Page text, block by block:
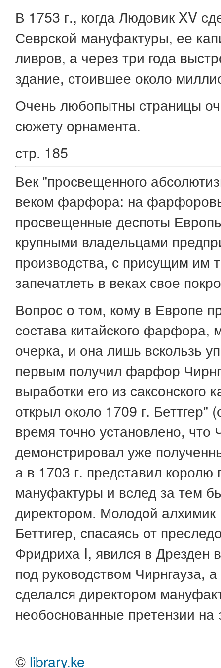
В 1753 г., когда Людовик XV
Севрской мануфактуры, ее
ливров, а через три года
здание, стоившее около
Очень любопытны страницы
сюжету орнамента.
стр. 185
Век "просвещенного
веком фарфора: на
просвещенные деспоты
крупными владельцами
производства, с присущим им
запечатлеть в веках свое
Вопрос о том, кому в Европе
состава китайского фарфора,
очерка, и она лишь вскользь
первым получил фарфор
выработки его из саксонского
открыл около 1709 г. Беттгер"
время точно установлено, что
демонстрировал уже
а в 1703 г. представил
мануфактуры и вслед за тем
директором. Молодой алхимик
Беттигер, спасаясь от
Фридриха I, явился в Дрезден
под руководством Чирнгауза,
сделался директором
необоснованные претензии на
© library.ke